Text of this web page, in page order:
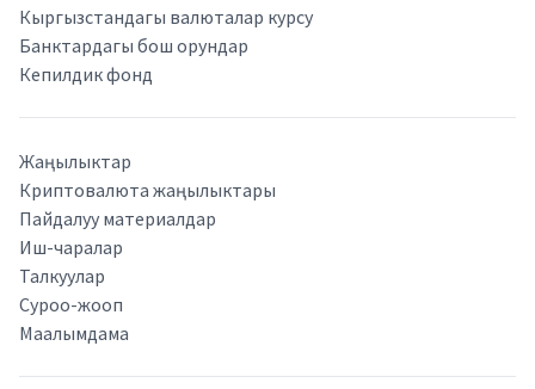
Кыргызстандагы валюталар курсу
Банктардагы бош орундар
Кепилдик фонд
Жаңылыктар
Криптовалюта жаңылыктары
Пайдалуу материалдар
Иш-чаралар
Талкуулар
Суроо-жооп
Маалымдама